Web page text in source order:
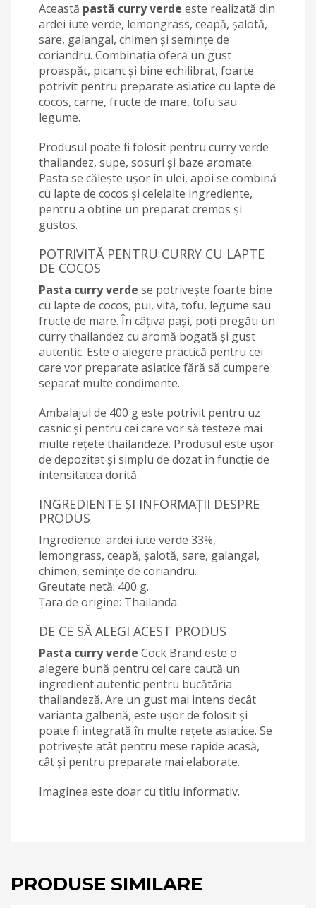
Această pastă curry verde este realizată din
ardei iute verde, lemongrass, ceapă, șalotă,
sare, galangal, chimen și semințe de
coriandru. Combinația oferă un gust
proaspăt, picant și bine echilibrat, foarte
potrivit pentru preparate asiatice cu lapte de
cocos, carne, fructe de mare, tofu sau
legume.
Produsul poate fi folosit pentru curry verde
thailandez, supe, sosuri și baze aromate.
Pasta se călește ușor în ulei, apoi se combină
cu lapte de cocos și celelalte ingrediente,
pentru a obține un preparat cremos și
gustos.
POTRIVITĂ PENTRU CURRY CU LAPTE
DE COCOS
Pasta curry verde se potrivește foarte bine
cu lapte de cocos, pui, vită, tofu, legume sau
fructe de mare. În câțiva pași, poți pregăti un
curry thailandez cu aromă bogată și gust
autentic. Este o alegere practică pentru cei
care vor preparate asiatice fără să cumpere
separat multe condimente.
Ambalajul de 400 g este potrivit pentru uz
casnic și pentru cei care vor să testeze mai
multe rețete thailandeze. Produsul este ușor
de depozitat și simplu de dozat în funcție de
intensitatea dorită.
INGREDIENTE ȘI INFORMAȚII DESPRE
PRODUS
Ingrediente: ardei iute verde 33%,
lemongrass, ceapă, șalotă, sare, galangal,
chimen, semințe de coriandru.
Greutate netă: 400 g.
Țara de origine: Thailanda.
DE CE SĂ ALEGI ACEST PRODUS
Pasta curry verde Cock Brand este o
alegere bună pentru cei care caută un
ingredient autentic pentru bucătăria
thailandeză. Are un gust mai intens decât
varianta galbenă, este ușor de folosit și
poate fi integrată în multe rețete asiatice. Se
potrivește atât pentru mese rapide acasă,
cât și pentru preparate mai elaborate.
Imaginea este doar cu titlu informativ.
PRODUSE SIMILARE